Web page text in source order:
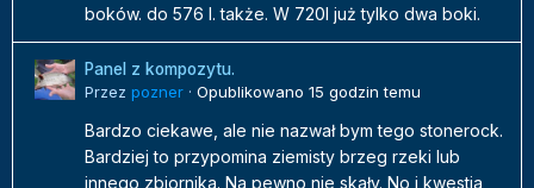
boków. do 576 l. także. W 720l już tylko dwa boki.
Panel z kompozytu.
Przez pozner · Opublikowano 15 godzin temu
Bardzo ciekawe, ale nie nazwał bym tego stonerock.
Bardziej to przypomina ziemisty brzeg rzeki lub
innego zbiornika. Na pewno nie skały. No i kwestia